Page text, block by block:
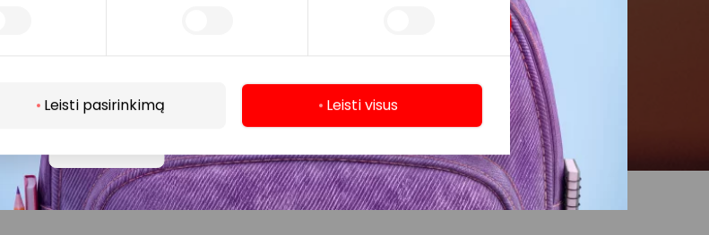
Leisti pasirinkimą Leisti visus